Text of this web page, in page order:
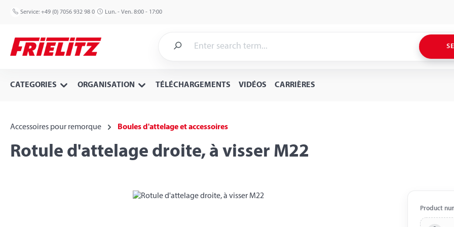
to main content
Skip to search
Skip to main navigation
Service: +49 (0) 7056 932 98 0 Lun. - Ven. 8:00 - 17:00
CATEGORIES ORGANISATION TÉLÉCHARGEMENTS VIDÉOS CARRIÈRES
Accessoires pour remorque Boules d'attelage et accessoires
Rotule d'attelage droite, à visser M22
Product